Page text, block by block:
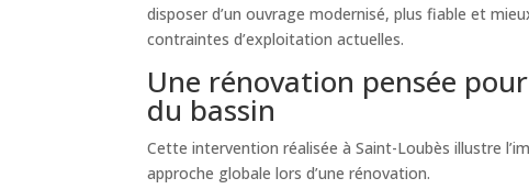
disposer d’un ouvrage modernisé, plus fiable et
contraintes d’exploitation actuelles.
Une rénovation pensée
du bassin
Cette intervention réalisée à Saint-Loubès illustre
approche globale lors d’une rénovation.